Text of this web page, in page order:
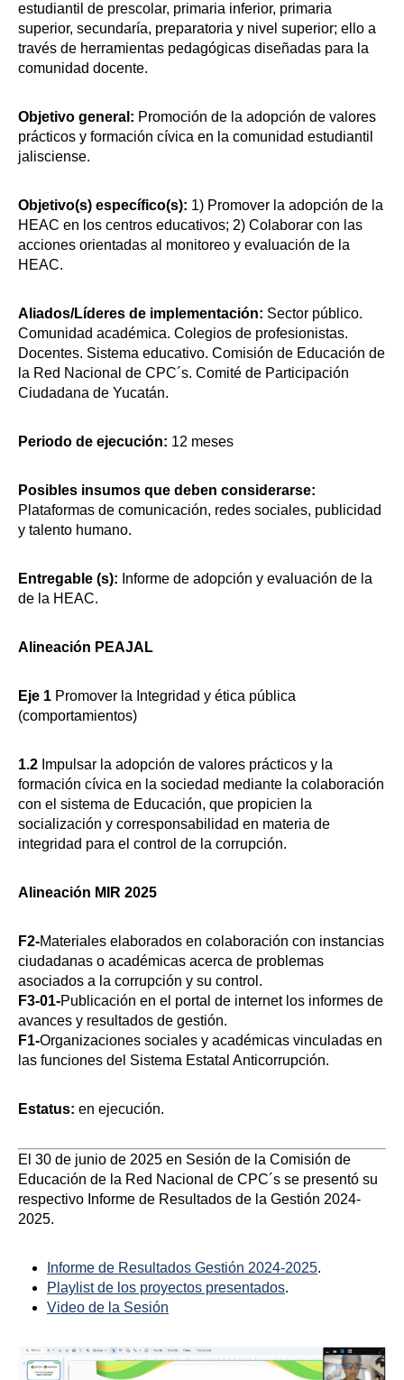
estudiantil de prescolar, primaria inferior, primaria
superior, secundaría, preparatoria y nivel superior; ello a
través de herramientas pedagógicas diseñadas para la
comunidad docente.
Objetivo general: Promoción de la adopción de valores
prácticos y formación cívica en la comunidad estudiantil
jalisciense.
Objetivo(s) específico(s): 1) Promover la adopción de la
HEAC en los centros educativos; 2) Colaborar con las
acciones orientadas al monitoreo y evaluación de la
HEAC.
Aliados/Líderes de implementación: Sector público.
Comunidad académica. Colegios de profesionistas.
Docentes. Sistema educativo. Comisión de Educación de
la Red Nacional de CPC´s. Comité de Participación
Ciudadana de Yucatán.
Periodo de ejecución: 12 meses
Posibles insumos que deben considerarse:
Plataformas de comunicación, redes sociales, publicidad
y talento humano.
Entregable (s): Informe de adopción y evaluación de la
de la HEAC.
Alineación PEAJAL
Eje 1 Promover la Integridad y ética pública
(comportamientos)
1.2 Impulsar la adopción de valores prácticos y la
formación cívica en la sociedad mediante la colaboración
con el sistema de Educación, que propicien la
socialización y corresponsabilidad en materia de
integridad para el control de la corrupción.
Alineación MIR 2025
F2-Materiales elaborados en colaboración con instancias
ciudadanas o académicas acerca de problemas
asociados a la corrupción y su control.
F3-01-Publicación en el portal de internet los informes de
avances y resultados de gestión.
F1-Organizaciones sociales y académicas vinculadas en
las funciones del Sistema Estatal Anticorrupción.
Estatus: en ejecución.
El 30 de junio de 2025 en Sesión de la Comisión de
Educación de la Red Nacional de CPC´s se presentó su
respectivo Informe de Resultados de la Gestión 2024-
2025.
Informe de Resultados Gestión 2024-2025.
Playlist de los proyectos presentados.
Video de la Sesión